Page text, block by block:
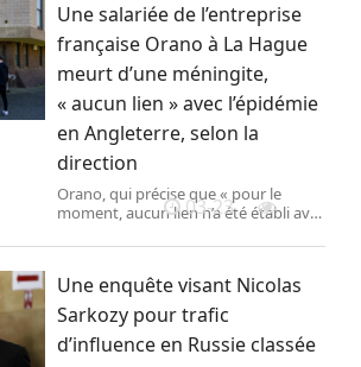
des délais serrés.
Une salariée de l’entreprise
française Orano à La Hague
meurt d’une méningite,
« aucun lien » avec l’épidémie
en Angleterre, selon la
direction
Orano, qui précise que « pour le
moment, aucun lien n’a été établi avec
ses mesures sanitaires et placé sous
salariés cas contacts.
03-23
Une enquête visant Nicolas
Sarkozy pour trafic
d’influence en Russie classée